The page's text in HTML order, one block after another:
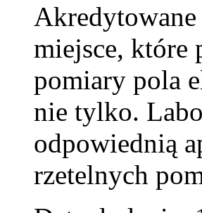
miejsce, które
pomiary pola
nie tylko.
odpowiednią
rzetelnych